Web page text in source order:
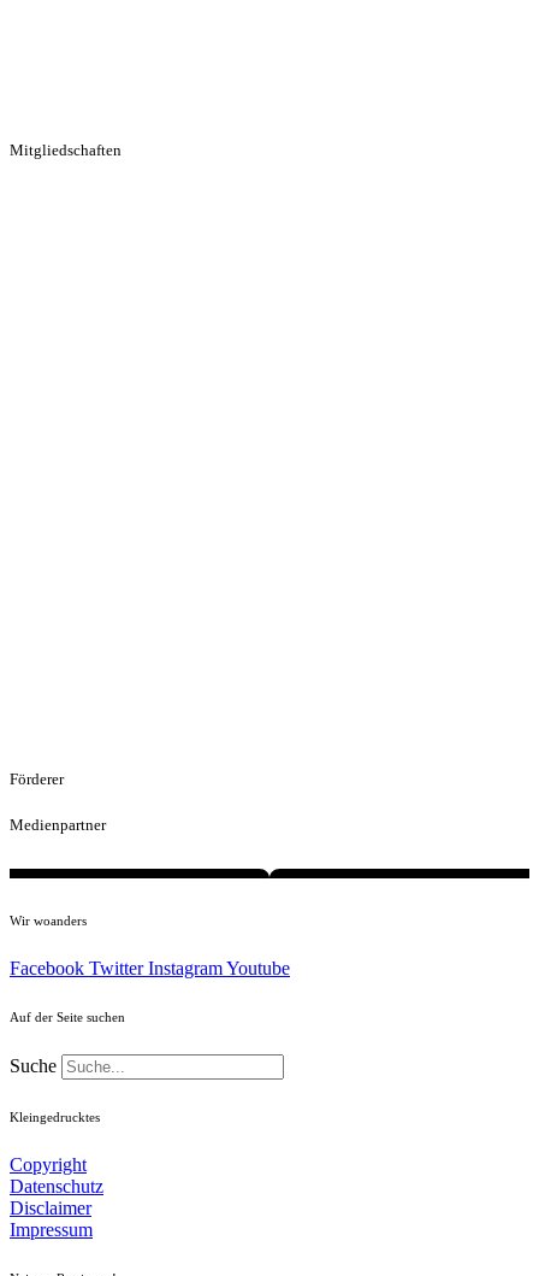
Mitgliedschaften
Förderer
Medienpartner
Wir woanders
Facebook Twitter InstagramYoutube
Auf der Seite suchen
Suche
Kleingedrucktes
Copyright
Datenschutz
Disclaimer
Impressum